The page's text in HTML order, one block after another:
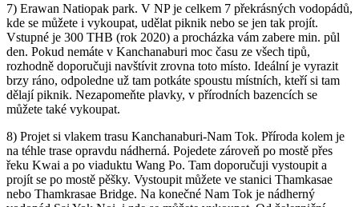
7) Erawan Natiopak park. V NP je celkem 7 překrásných vodopádů,
kde se můžete i vykoupat, udělat piknik nebo se jen tak projít.
Vstupné je 300 THB (rok 2020) a procházka vám zabere min. půl
den. Pokud nemáte v Kanchanaburi moc času ze všech tipů,
rozhodně doporučuji navštívit zrovna toto místo. Ideální je vyrazit
brzy ráno, odpoledne už tam potkáte spoustu místních, kteří si tam
dělají piknik. Nezapomeňte plavky, v přírodních bazencích se
můžete také vykoupat.
8) Projet si vlakem trasu Kanchanaburi-Nam Tok. Příroda kolem je
na téhle trase opravdu nádherná. Pojedete zároveň po mostě přes
řeku Kwai a po viaduktu Wang Po. Tam doporučuji vystoupit a
projít se po mostě pěšky. Vystoupit můžete ve stanici Thamkasae
nebo Thamkrasae Bridge. Na konečné Nam Tok je nádherný